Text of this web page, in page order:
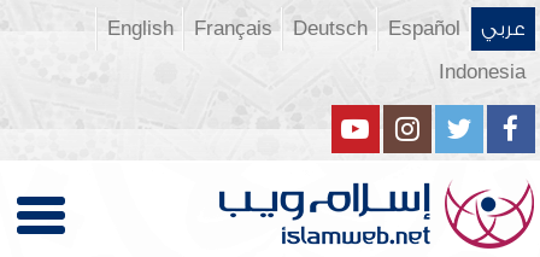
عربي Español
Deutsch
Français
English
Indonesia